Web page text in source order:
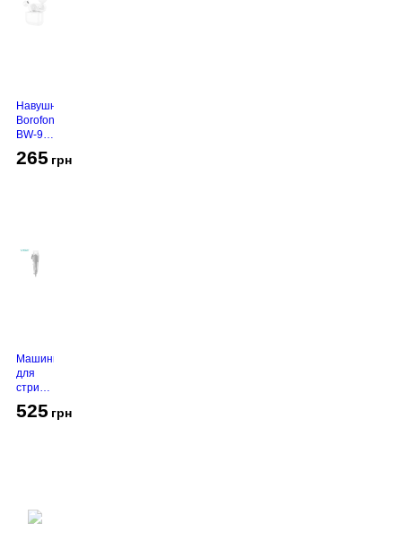
Навушники
Borofone
BW-94
White
265 грн
Машинка
для
стрижки
VGR V-
130
525 грн